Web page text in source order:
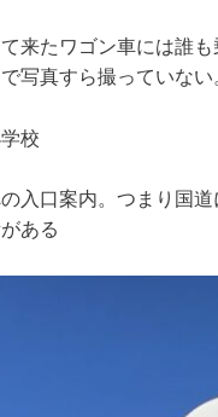
来たワゴン車には誰
写真すら撮っていな
校
入口案内。つまり国
ある